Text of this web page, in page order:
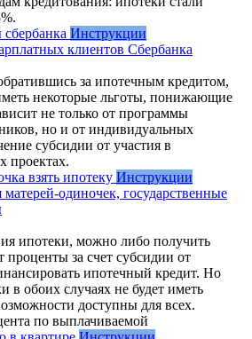
Инструкции
клиентов Сбербанка
за ипотечным кредитом,
некоторые льготы, понижающие
не только от программы
но и от индивидуальных
субсидии от участия в
проектах.
Инструкции
одиночек, государственные
ипотеки, можно либо получить
проценты за счет субсидии от
ипотечный кредит. Но
в обоих случаях не будет иметь
доступны для всех.
по выплачиваемой